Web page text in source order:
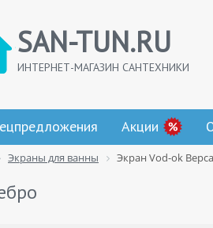
SAN-TUN.RU
ИНТЕРНЕТ-МАГАЗИН САНТЕХНИКИ
Акции
Экраны для ванны Экран Vod-ok